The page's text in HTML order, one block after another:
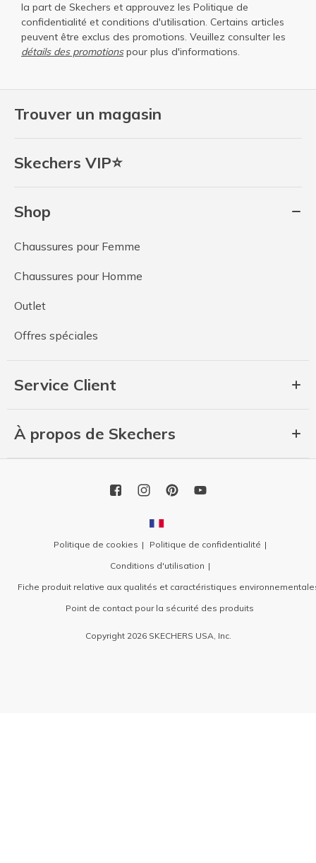
Trouver un magasin
Skechers VIP⭐
Shop
Chaussures pour Femme
Chaussures pour Homme
Outlet
Offres spéciales
Service Client
À propos de Skechers
la part de Skechers et approuvez les Politique de
confidentialité et conditions d'utilisation. Certains articles
peuvent être exclus des promotions. Veuillez consulter les
détails des promotionspour plus d'informations.
Politique de cookies
Politique de confidentialité
Conditions d'utilisation
Fiche produit relative aux qualités et caractéristiques
Point de contact pour la sécurité des produits
Copyright 2026 SKECHERS USA, Inc.